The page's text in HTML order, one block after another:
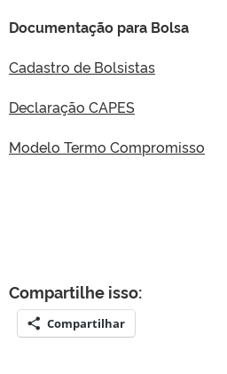
Documentação para Bolsa
Cadastro de Bolsistas
Declaração CAPES
Modelo Termo Compromisso
Compartilhe isso:
Compartilhar